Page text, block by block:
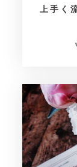
上手く